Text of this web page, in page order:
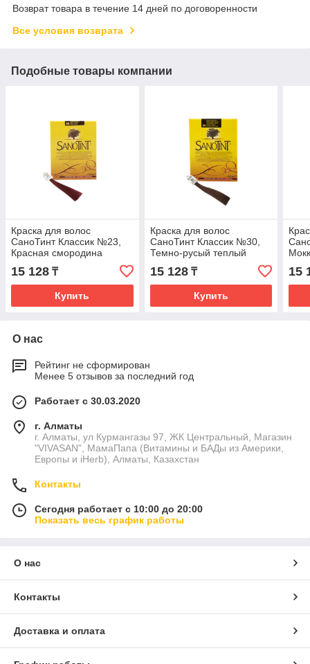
Возврат товара в течение 14 дней по договоренности
Все условия возврата
Подобные товары компании
Краска для волос
СаноТинт Классик №23,
Красная смородина
15 128 ₸
Купить
Краска для волос
СаноТинт Классик №30,
Темно-русый теплый
15 128₸
Купить
15
О нас
Рейтинг не сформирован
Менее 5 отзывов за последний год
Работает с 30.03.2020
г. Алматы
г. Алматы, ул Курмангазы 97, ЖК Центральный, Магазин
"VIVASAN", МамаПапа (Витамины и БАДы из Америки,
Европы и iHerb), Алматы, Казахстан
Контакты
Сегодня работает с 10:00 до 20:00
Показать весь график работы
О нас
Контакты
Доставка и оплата